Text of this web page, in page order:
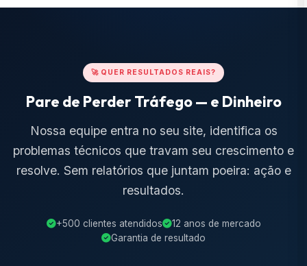
🚀 QUER RESULTADOS REAIS?
Pare de Perder Tráfego — e Dinheiro
Nossa equipe entra no seu site, identifica os
problemas técnicos que travam seu crescimento e
resolve. Sem relatórios que juntam poeira: ação e
resultados.
+500 clientes atendidos
12 anos de mercado
Garantia de resultado